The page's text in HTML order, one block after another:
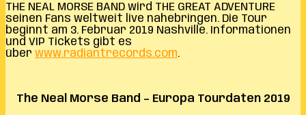
THE NEAL MORSE BAND wird THE GREAT ADVENTURE
seinen Fans weltweit live nahebringen. Die Tour
beginnt am 3. Februar 2019 Nashville. Informationen
und VIP Tickets gibt es
über www.radiantrecords.com.
The Neal Morse Band – Europa Tourdaten 2019